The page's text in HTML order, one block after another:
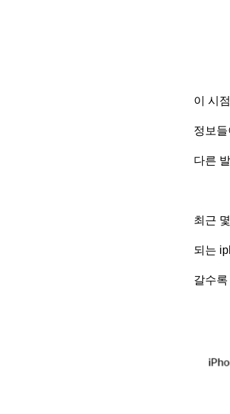
이 시
정보들
다른
최근
되는
갈수